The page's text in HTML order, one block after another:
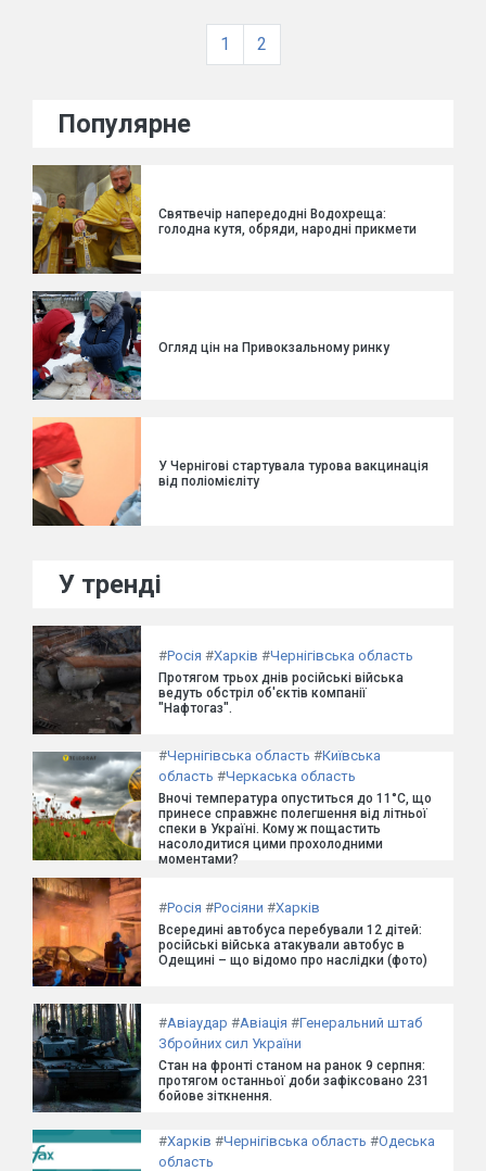
1 2
Популярне
Святвечір напередодні Водохреща:
голодна кутя, обряди, народні прикмети
Огляд цін на Привокзальному ринку
У Чернігові стартувала турова вакцинація
від поліомієліту
У тренді
#Росія #Харків #Чернігівська область
Протягом трьох днів російські війська
ведуть обстріл об'єктів компанії
"Нафтогаз".
#Чернігівська область #Київська
область #Черкаська область
Вночі температура опуститься до 11°C, що
принесе справжнє полегшення від літньої
спеки в Україні. Кому ж пощастить
насолодитися цими прохолодними
моментами?
#Росія #Росіяни #Харків
Всередині автобуса перебували 12 дітей:
російські війська атакували автобус в
Одещині – що відомо про наслідки (фото)
#Авіаудар #Авіація #Генеральний штаб
Збройних сил України
Стан на фронті станом на ранок 9 серпня:
протягом останньої доби зафіксовано 231
бойове зіткнення.
#Харків #Чернігівська область #Одеська
область